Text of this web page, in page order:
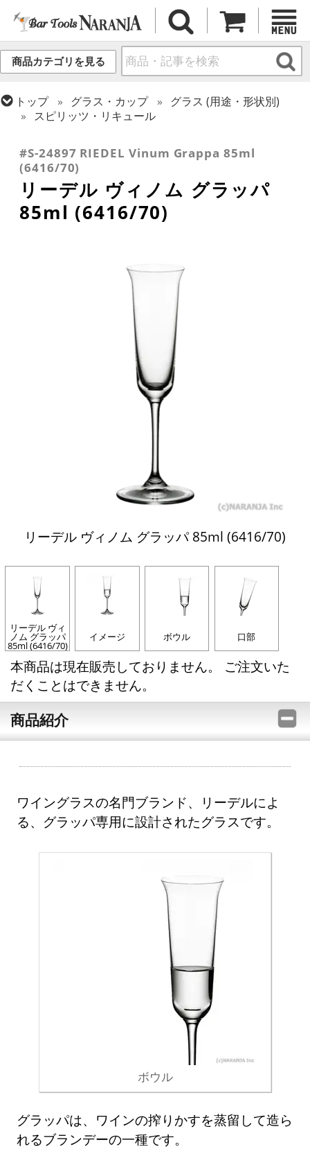
商品カテゴリを見る
トップ グラス・カップ
グラス (用途・形状別)
スピリッツ・リキュール
リーデル
#S-24897 RIEDEL Vinum Grappa 85ml
(6416/70)
リーデル ヴィノム グラッパ
85ml (6416/70)
リーデル ヴィノム グラッパ 85ml (6416/70)
リーデル ヴィ
ノム グラッパ
85ml (6416/70)
イメージ ボウル 口部
本商品は現在販売しておりません。 ご注文いた
だくことはできません。
商品紹介
ワイングラスの名門ブランド、リーデルによ
る、グラッパ専用に設計されたグラスです。
ボウル
グラッパは、ワインの搾りかすを蒸留して造ら
れるブランデーの一種です。